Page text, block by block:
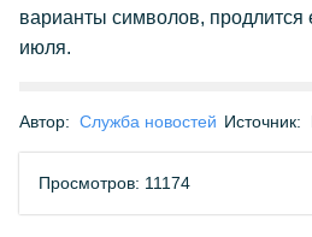
варианты символов,
июля.
Автор: Служба новостей Источник:
Просмотров: 11174